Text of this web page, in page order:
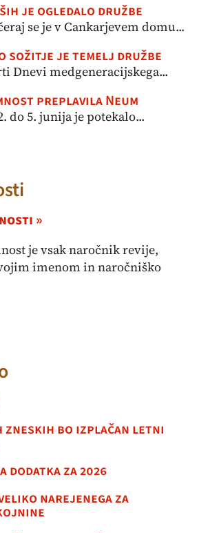
je ogledalo družbe
se je v Cankarjevem domu...
sožitje je temelj družbe
Dnevi medgeneracijskega...
preplavila Neum
do 5. junija je potekalo...
»
je vsak naročnik revije,
imenom in naročniško
zneskih bo izplačan letni
za 2026
narejenega za